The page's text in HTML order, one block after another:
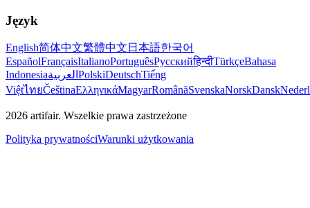
Język
English简体中文繁體中文 日本語한국어
EspañolFrançaisItalianoPortuguêsРусскийहिन्दीTürkçeBahasa
Indonesiaالعربية PolskiDeutschTiếng
ViệtไทยČeštinaΕλληνικάMagyarRomânăSvenskaNorskDansk
2026 artifair. Wszelkie prawa zastrzeżone
Polityka prywatnościWarunki użytkowania